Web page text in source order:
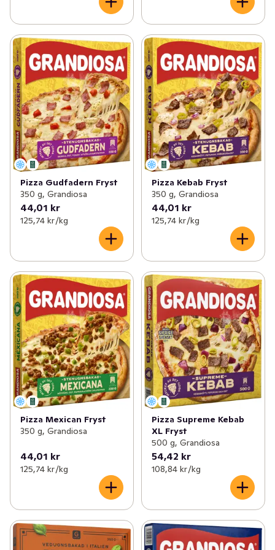
Pizza Gudfadern Fryst
350 g, Grandiosa
44,01 kr
125,74 kr /kg
Pizza Kebab Fryst
350 g, Grandiosa
44,01 kr
125,74 kr /kg
Pizza Mexican Fryst
350 g, Grandiosa
44,01 kr
125,74 kr /kg
Pizza Supreme Kebab
XL Fryst
500 g, Grandiosa
54,42 kr
108,84 kr /kg